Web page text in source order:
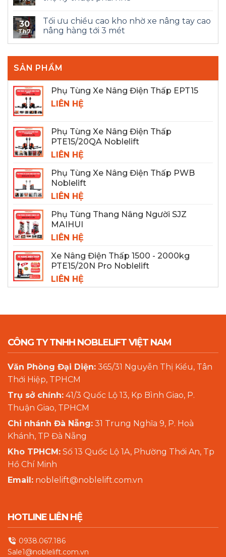
30
Th7
Tối ưu chiều cao kho nhờ xe nâng tay cao
nâng hàng tới 3 mét
SẢN PHẨM
Phụ Tùng Xe Nâng Điện Thấp EPT15
LIÊN HỆ
Phụ Tùng Xe Nâng Điện Thấp
PTE15/20QA Noblelift
LIÊN HỆ
Phụ Tùng Xe Nâng Điện Thấp PWB
Noblelift
LIÊN HỆ
Phụ Tùng Thang Nâng Người SJZ
MAIHUI
LIÊN HỆ
Xe Nâng Điện Thấp 1500 - 2000kg
PTE15/20N Pro Noblelift
LIÊN HỆ
CÔNG TY TNHH NOBLELIFT VIỆT NAM
Văn Phòng Đại Diện: 365/31 Nguyễn Thị Kiểu, Tân
Thới Hiệp, TPHCM
Trụ sở chính: 41/3 Quốc Lộ 13, Kp Bình Giao, P.
Thuận Giao, TPHCM
Chi nhánh Đà Nẵng: 31 Trung Nghĩa 9, P. Hoà
Khánh, TP Đà Nẵng
Kho TPHCM: Số 13 Quốc Lộ 1A, Phường Thới An, Tp
Hồ Chí Minh
Email: noblelift@noblelift.com.vn
HOTLINE LIÊN HỆ
0938.067.186
Sale1@noblelift.com.vn